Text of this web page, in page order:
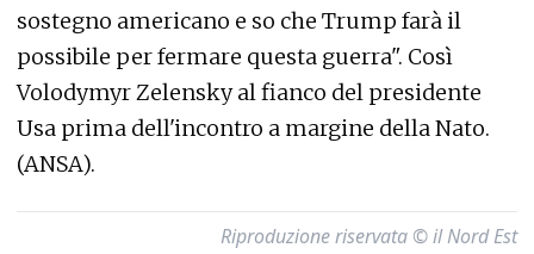
sostegno americano e so che Trump farà il
possibile per fermare questa guerra". Così
Volodymyr Zelensky al fianco del presidente
Usa prima dell'incontro a margine della Nato.
(ANSA).
Riproduzione riservata © il Nord Est